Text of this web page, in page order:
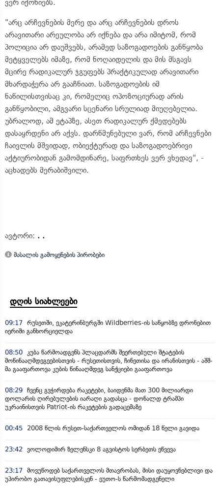
ვერ იქონიებს.
"არც არჩევნების მერე და არც არჩევნების დროს
არავითარი არეულობა არ იქნება და არა იმიტომ, რომ
პოლიცია არ დაუშვებს, არამედ საზოგადოების განწყობა
მეტყველებს იმაზე, რომ ნოღაიდელის და მის მსგავს
მცირე რადიკალურ ჯგუფებს პრაქტიკულად არავითარი
მხარდაჭერა არ გააჩნიათ. საზოგადოების იმ
ნაწილისთვისაც კი, რომელიც ოპოზოციურად არის
განწყობილი, ამგვარი სცენარი სრულიად მიუღებელია.
უბრალოდ, ამ ეტაპზე, ასეთ რადიკალურ ქმედებებს
დასაყრდენი არ აქვს. დარწმუნებული ვარ, რომ არჩევნები
ჩაივლის მშვიდად, ობიექტურად და საზოგადოებრივი
აქტიურობიდან გამომდინარე, საფრთხეს ვერ ვხედავ", -
აცხადებს მერაბიშვილი.
ავტორი: . .
მასალის გამოყენების პირობები
დღის სიახლეები
09:17 რუსეთში, ეკატერინბურგში Wildberries-ის საწყობზე დრონებით
იერიში განხორციელდა
08:50 კუბა წარმოადგენს პლაცდარმს შეერთებული შტატების
მოწინააღმდეგეებისთვის - რუსეთისთვის, ჩინეთისა და ირანისთვის - აშშ-
მა გააფართოვა კუბის წინააღმდეგ სანქციები გააფართოვა
08:29 ჩვენც გვჭირდება რაკეტები, ბაიდენმა მათ 300 მილიარდი
დოლარის ღირებულების იარაღი გადასცა - დონალდ ტრამპი
უკრაინისთვის Patriot-ის რაკეტების გადაცემაზე
00:45 2008 წლის რუსეთ-საქართველოს ომიდან 18 წელი გავიდა
23:42 ვოლოდიმირ ზელენსკი 8 აგვისტოს სერბეთს ეწვევა
23:17 მოვუწოდებ საქართველოს მთავრობას, მისი დაუყოვნებლივი და
უპირობო გათავისუფლებისკენ - ეუთო-ს წარმომადგენელი